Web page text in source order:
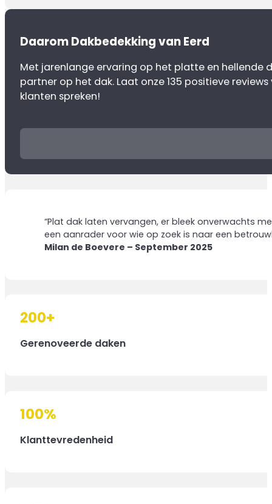
Daarom Dakbedekking van Eerd
Met jarenlange ervaring op het platte en hellende
partner op het dak. Laat onze 135 positieve
klanten spreken!
“Plat dak laten vervangen, er bleek onverwachts
een aanrader voor wie op zoek is naar een
Milan de Boevere – September 2025
200+
Gerenoveerde daken
100%
Klanttevredenheid